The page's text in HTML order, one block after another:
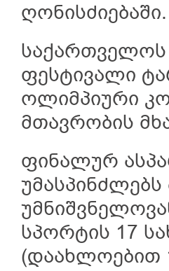
ღონისძიებაში.
ფესტივალი
ოლიმპიური
მთავრობის
ფინალურ
სპორტის 17
(დაახლოებით